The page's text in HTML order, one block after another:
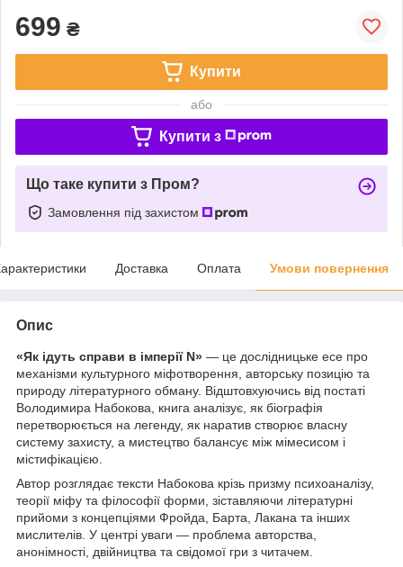
699 ₴
Купити
або
Купити з
Що таке купити з Пром?
Замовлення під захистом
Доставка Оплата Умови повернення
Опис
«Як ідуть справи в імперії N» — це дослідницьке есе про
механізми культурного міфотворення, авторську позицію та
природу літературного обману. Відштовхуючись від постаті
Володимира Набокова, книга аналізує, як біографія
перетворюється на легенду, як наратив створює власну
систему захисту, а мистецтво балансує між мімесисом і
містифікацією.
Автор розглядає тексти Набокова крізь призму психоаналізу,
теорії міфу та філософії форми, зіставляючи літературні
прийоми з концепціями Фройда, Барта, Лакана та інших
мислителів. У центрі уваги — проблема авторства,
анонімності, двійництва та свідомої гри з читачем.